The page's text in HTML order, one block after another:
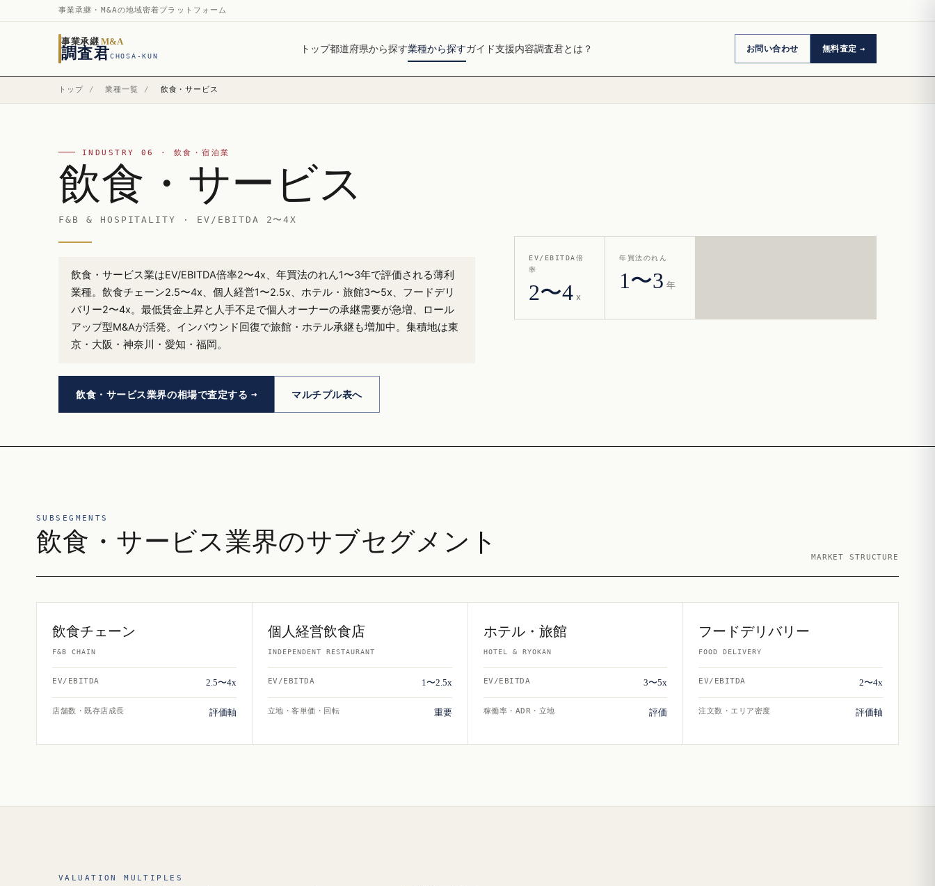
事業承継・M&Aの地域密着プラットフォーム
事業承継 M&A
調査君CHOSA-KUN
トップ都道府県から探す業種から探すガイド支援内容調査君とは？ お問い合わせ 無料査定
トップ / 業種一覧 / 飲食・サービス
INDUSTRY 06 · 飲食・宿泊業
飲食・サービス
F&B & HOSPITALITY · EV/EBITDA 2〜4X
飲食・サービス業はEV/EBITDA倍率2〜4x、年買法のれん1〜3年で評価される薄利
業種。飲食チェーン2.5〜4x、個人経営1〜2.5x、ホテル・旅館3〜5x、フードデリ
バリー2〜4x。最低賃金上昇と人手不足で個人オーナーの承継需要が急増、ロール
アップ型M&Aが活発。インバウンド回復で旅館・ホテル承継も増加中。集積地は東
京・大阪・神奈川・愛知・福岡。
飲食・サービス業界の相場で査定する マルチプル表へ
EV/EBITDA倍
率
2〜4 x
年買法のれん
1〜3 年
SUBSEGMENTS
飲食・サービス業界のサブセグメント
MARKET STRUCTURE
飲食チェーン
F&B CHAIN
EV/EBITDA 2.5〜4x
店舗数・既存店成長 評価軸
個人経営飲食店
INDEPENDENT RESTAURANT
EV/EBITDA 1〜2.5x
立地・客単価・回転 重要
ホテル・旅館
HOTEL & RYOKAN
EV/EBITDA 3〜5x
稼働率・ADR・立地 評価
フードデリバリー
FOOD DELIVERY
EV/EBITDA 2〜4x
注文数・エリア密度 評価軸
VALUATION MULTIPLES